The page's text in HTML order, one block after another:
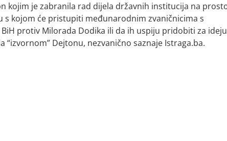
kojim je zabranila rad dijela državnih institucija na
s kojom će pristupiti međunarodnim zvaničnicima s
protiv Milorada Dodika ili da ih uspiju pridobiti za ideju
Dejtonu, nezvanično saznaje Istraga.ba.